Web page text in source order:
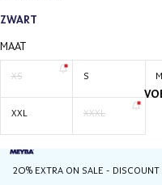
ZWART
MAAT
XS S M
XXL XXXL
20% EXTRA ON SALE - DISCOUNT